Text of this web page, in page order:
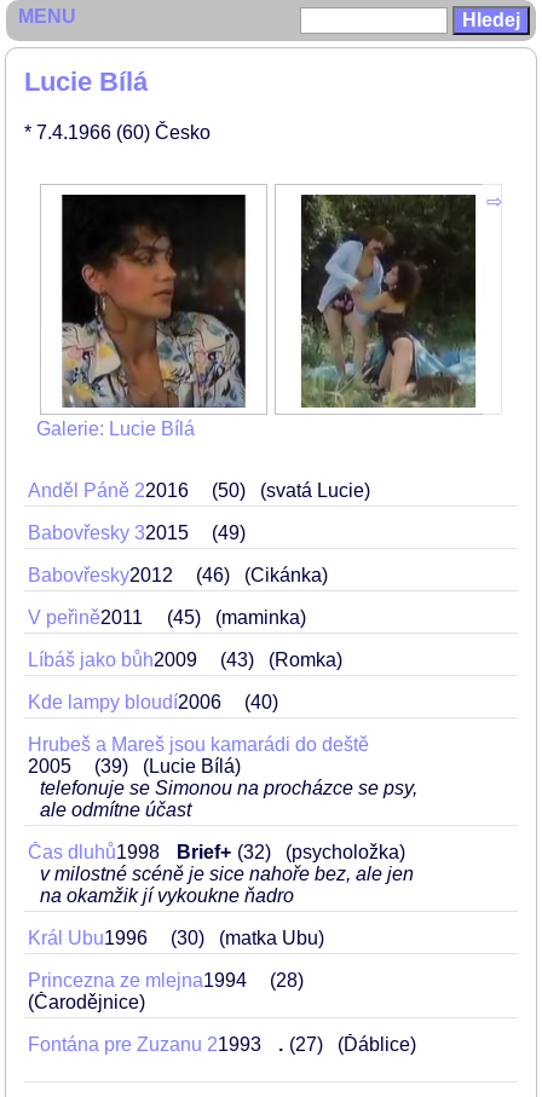
Lucie Bílá
* 7.4.1966 (60) Česko
Galerie: Lucie Bílá
Anděl Páně 22016 50 (svatá Lucie)
Babovřesky 32015 49
Babovřesky2012 46 (Cikánka)
V peřině2011 45 (maminka)
Líbáš jako bůh2009 43 (Romka)
Kde lampy bloudí2006 40
Hrubeš a Mareš jsou kamarádi do deště
2005
39
(Lucie Bílá)
telefonuje se Simonou na procházce se psy,
ale odmítne účast
Čas dluhů1998 Brief+ 32
(psycholožka)
v milostné scéně je sice nahoře bez, ale jen
na okamžik jí vykoukne ňadro
Král Ubu1996 30 (matka Ubu)
Princezna ze mlejna1994
28
(Čarodějnice)
Fontána pre Zuzanu 21993 . 27 (Ďáblice)
MENU